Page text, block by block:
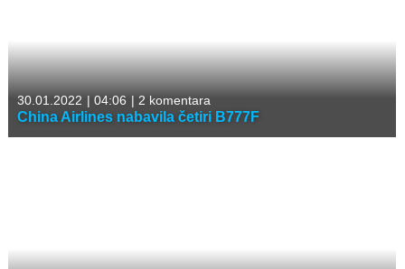
30.01.2022 | 04:06 | 2 komentara
China Airlines nabavila četiri B777F